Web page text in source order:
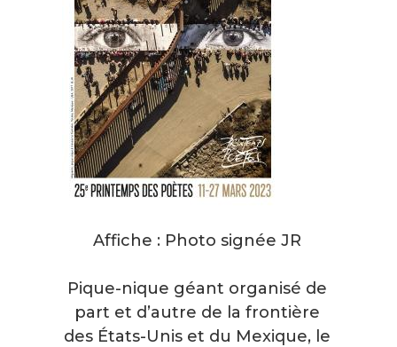
Affiche : Photo signée JR
Pique-nique géant organisé de
part et d’autre de la frontière
des États-Unis et du Mexique, le